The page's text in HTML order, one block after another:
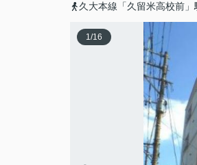
久大本線「久留米高校前
1/16